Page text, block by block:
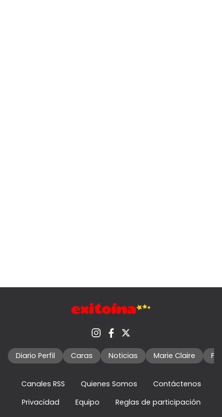
Diario Perfil Caras Noticias Marie Claire
Canales RSS Quienes Somos
Contáctenos
Privacidad
Equipo
Reglas de participación